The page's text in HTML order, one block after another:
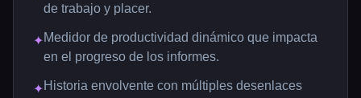
de trabajo y placer.
✦Medidor de productividad dinámico que impacta
en el progreso de los informes.
✦Historia envolvente con múltiples desenlaces